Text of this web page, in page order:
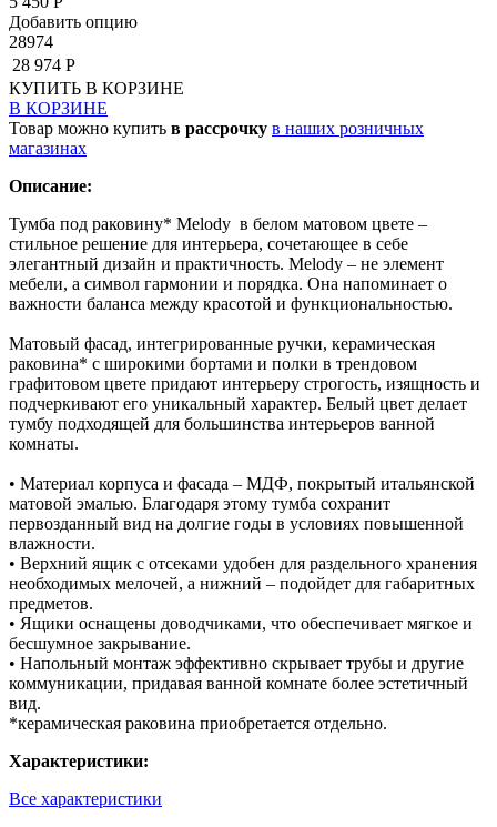
Добавить опцию
28974
28 974 Р
КУПИТЬ В КОРЗИНЕ
В КОРЗИНЕ
Товар можно купить в рассрочку в наших розничных
магазинах
Описание:
Тумба под раковину* Melody в белом матовом цвете –
стильное решение для интерьера, сочетающее в себе
элегантный дизайн и практичность. Melody – не элемент
мебели, а символ гармонии и порядка. Она напоминает о
важности баланса между красотой и функциональностью.
Матовый фасад, интегрированные ручки, керамическая
раковина* с широкими бортами и полки в трендовом
графитовом цвете придают интерьеру строгость, изящность и
подчеркивают его уникальный характер. Белый цвет делает
тумбу подходящей для большинства интерьеров ванной
комнаты.
• Материал корпуса и фасада – МДФ, покрытый итальянской
матовой эмалью. Благодаря этому тумба сохранит
первозданный вид на долгие годы в условиях повышенной
влажности.
• Верхний ящик с отсеками удобен для раздельного хранения
необходимых мелочей, а нижний – подойдет для габаритных
предметов.
• Ящики оснащены доводчиками, что обеспечивает мягкое и
бесшумное закрывание.
• Напольный монтаж эффективно скрывает трубы и другие
коммуникации, придавая ванной комнате более эстетичный
вид.
*керамическая раковина приобретается отдельно.
Характеристики:
Все характеристики